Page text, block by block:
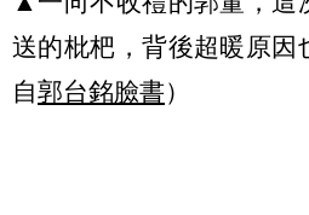
送的枇杷，背後超暖原因
自郭台銘臉書）